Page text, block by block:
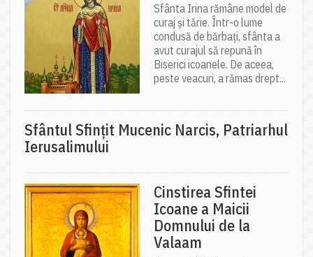
Sfânta Irina rămâne model de
curaj și tărie. Într-o lume
condusă de bărbați, sfânta a
avut curajul să repună în
Biserici icoanele. De aceea,
peste veacuri, a rămas drept...
Sfântul Sfinţit Mucenic Narcis, Patriarhul
Ierusalimului
Cinstirea Sfintei
Icoane a Maicii
Domnului de la
Valaam